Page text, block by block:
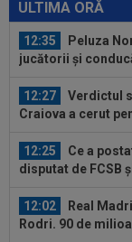
ULTIMA ORĂ
12:35
Peluza
jucătorii și
12:27
Verdictul
Craiova a cerut
12:25
Ce a
disputat de FCSB
12:02
Real
Rodri. 90 de